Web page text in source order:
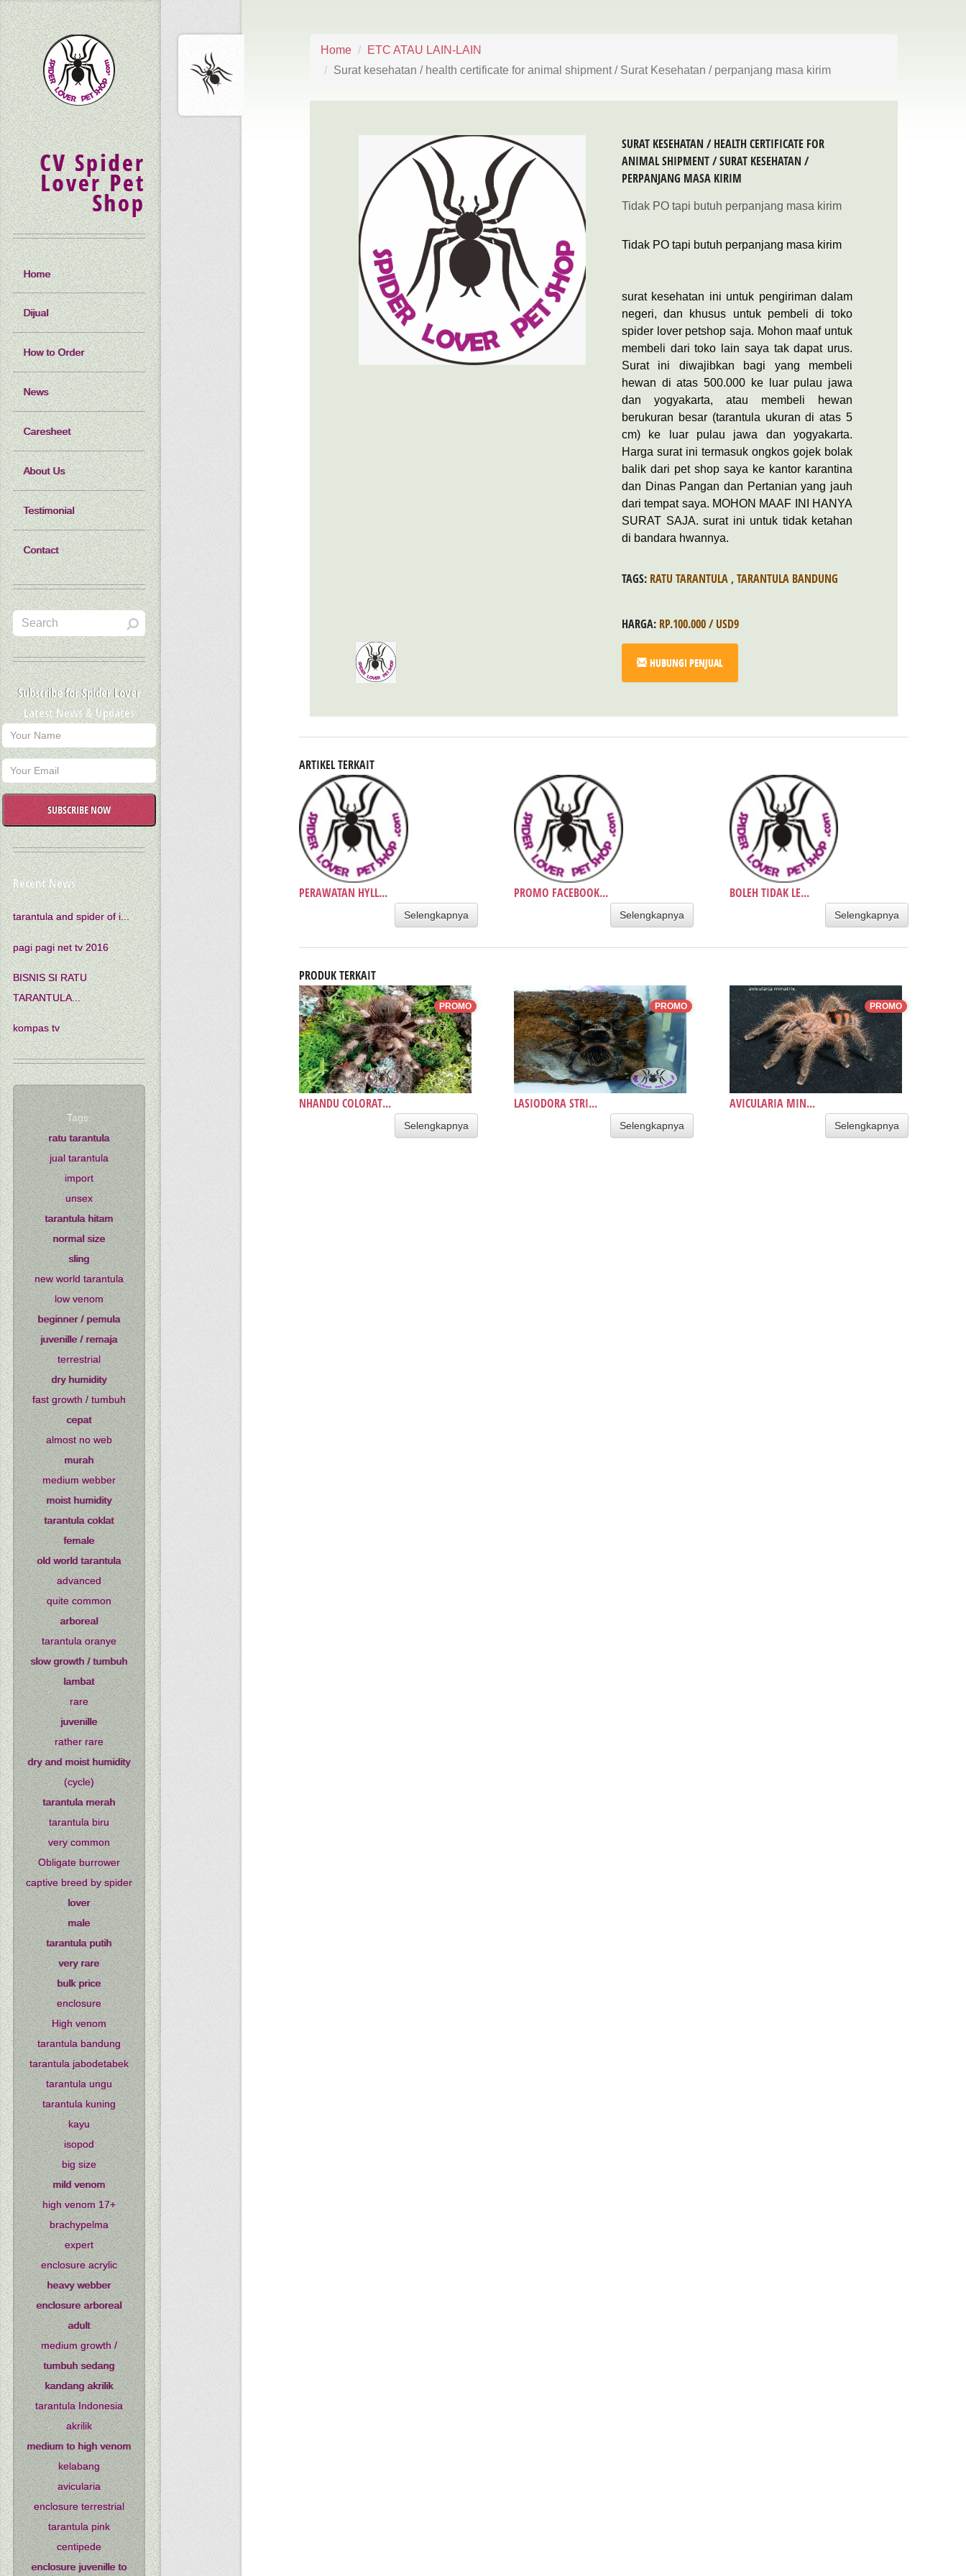
Home
ETC ATAU LAIN-LAIN
Surat kesehatan / health certificate for animal shipment / Surat Kesehatan / perpanjang masa kirim
SURAT KESEHATAN / HEALTH CERTIFICATE FOR
ANIMAL SHIPMENT / SURAT KESEHATAN /
PERPANJANG MASA KIRIM
Tidak PO tapi butuh perpanjang masa kirim
Tidak PO tapi butuh perpanjang masa kirim
surat kesehatan ini untuk pengiriman dalam
negeri, dan khusus untuk pembeli di toko
spider lover petshop saja. Mohon maaf untuk
membeli dari toko lain saya tak dapat urus.
Surat ini diwajibkan bagi yang membeli
hewan di atas 500.000 ke luar pulau jawa
dan yogyakarta, atau membeli hewan
berukuran besar (tarantula ukuran di atas 5
cm) ke luar pulau jawa dan yogyakarta.
Harga surat ini termasuk ongkos gojek bolak
balik dari pet shop saya ke kantor karantina
dan Dinas Pangan dan Pertanian yang jauh
dari tempat saya. MOHON MAAF INI HANYA
SURAT SAJA. surat ini untuk tidak ketahan
di bandara hwannya.
TAGS: RATU TARANTULA,TARANTULA BANDUNG
HARGA: RP.100.000 / USD9
HUBUNGI PENJUAL
ARTIKEL TERKAIT
PERAWATAN HYLL...
Selengkapnya
PROMO FACEBOOK...
Selengkapnya
BOLEH TIDAK LE...
Selengkapnya
PRODUK TERKAIT
PROMO
NHANDU COLORAT...
Selengkapnya
PROMO
LASIODORA STRI...
Selengkapnya
PROMO
AVICULARIA MIN...
Selengkapnya
CV Spider
Lover Pet
Shop
Home
Dijual
How to Order
News
Caresheet
About Us
Testimonial
Contact
Subscribe for Spider Lover
Latest News & Updates
SUBSCRIBE NOW
Recent News
tarantula and spider of i...
pagi pagi net tv 2016
BISNIS SI RATU
TARANTULA...
kompas tv
Tags:
ratu tarantula
jual tarantula
import
unsex
tarantula hitam
normal size
sling
new world tarantula
low venom
beginner / pemula
juvenille / remaja
terrestrial
dry humidity
fast growth / tumbuh
cepat
almost no web
murah
medium webber
moist humidity
tarantula coklat
female
old world tarantula
advanced
quite common
arboreal
tarantula oranye
slow growth / tumbuh
lambat
rare
juvenille
rather rare
dry and moist humidity
(cycle)
tarantula merah
tarantula biru
very common
Obligate burrower
captive breed by spider
lover
male
tarantula putih
very rare
bulk price
enclosure
High venom
tarantula bandung
tarantula jabodetabek
tarantula ungu
tarantula kuning
kayu
isopod
big size
mild venom
high venom 17+
brachypelma
expert
enclosure acrylic
heavy webber
enclosure arboreal
adult
medium growth /
tumbuh sedang
kandang akrilik
tarantula Indonesia
akrilik
medium to high venom
kelabang
avicularia
enclosure terrestrial
tarantula pink
centipede
enclosure juvenille to